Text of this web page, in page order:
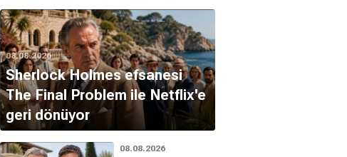
08.08.2026
Sherlock Holmes efsanesi
The Final Problem ile Netflix'e
geri dönüyor
08.08.2026